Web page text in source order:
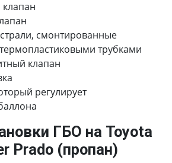
смонтированные
трубками
клапан
регулирует
ГБО на Toyota
Prado (пропан)